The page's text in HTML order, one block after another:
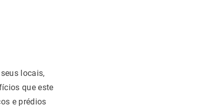
locais,
que este
e prédios